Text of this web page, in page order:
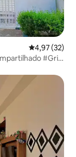
4,97 de uma
4,97 (32)
#Grih